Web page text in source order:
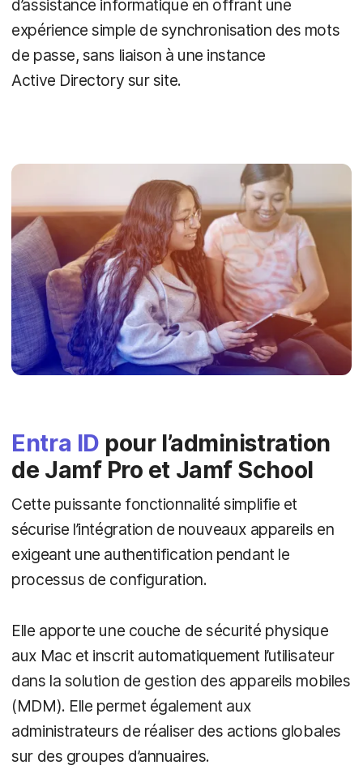
d’assistance informatique en offrant une
expérience simple de synchronisation des mots
de passe, sans liaison à une instance
Active Directory sur site.
Entra ID pour l’administration
de Jamf Pro et Jamf School
Cette puissante fonctionnalité simplifie et
sécurise l’intégration de nouveaux appareils en
exigeant une authentification pendant le
processus de configuration.
Elle apporte une couche de sécurité physique
aux Mac et inscrit automatiquement l’utilisateur
dans la solution de gestion des appareils mobiles
(MDM). Elle permet également aux
administrateurs de réaliser des actions globales
sur des groupes d’annuaires.